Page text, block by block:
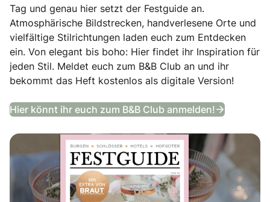
Tag und genau hier setzt der Festguide an.
Atmosphärische Bildstrecken, handverlesene Orte und
vielfältige Stilrichtungen laden euch zum Entdecken
ein. Von elegant bis boho: Hier findet ihr Inspiration für
jeden Stil. Meldet euch zum B&B Club an und ihr
bekommt das Heft kostenlos als digitale Version!
Hier könnt ihr euch zum B&B Club anmelden!